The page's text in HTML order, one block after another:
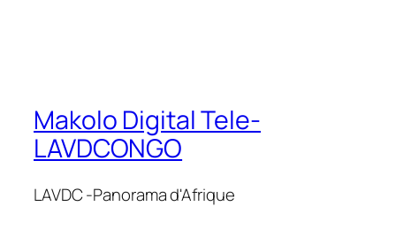
Makolo Digital Tele-
LAVDCONGO
LAVDC -Panorama d'Afrique